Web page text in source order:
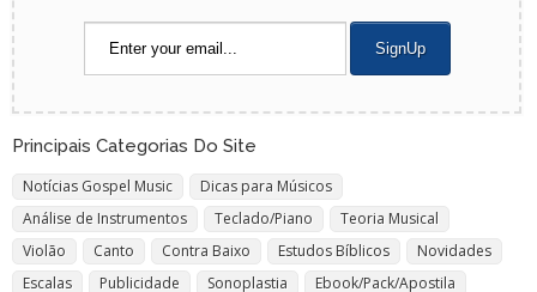
Principais Categorias Do Site
Notícias Gospel Music
Dicas para Músicos
Análise de Instrumentos
Teclado/Piano
Teoria Musical
Violão
Canto Contra Baixo Estudos Bíblicos
Novidades
Escalas
Publicidade Sonoplastia
Ebook/Pack/Apostila